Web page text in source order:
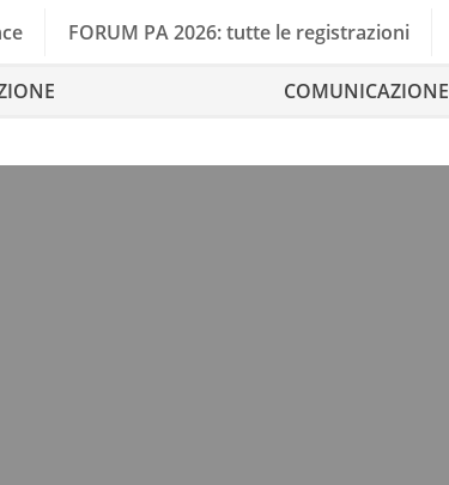
FORUM PA 2026: tutte le registrazioni
COMUNICAZIONE